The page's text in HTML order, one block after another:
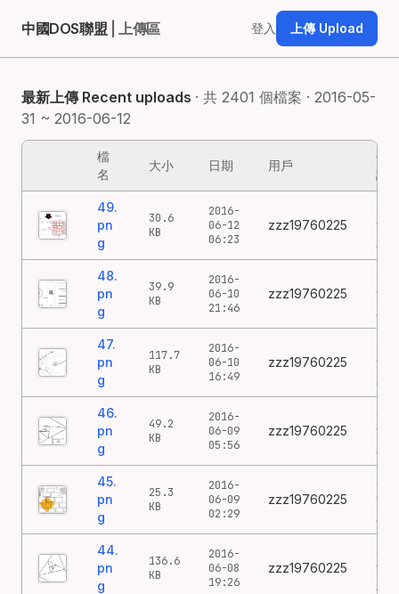
中國DOS聯盟 | 上傳區 登入 上傳 Upload
最新上傳 Recent uploads · 共 2401 個檔案 · 2016-05-
31 ~ 2016-06-12
檔
名
大小 日期 用戶
備
註
49.
pn
g
30.6
KB
2016-
06-12
06:23
zzz19760225
49
涂
鸦
48.
pn
g
39.9
KB
2016-
06-10
21:46
zzz19760225
48
涂
鸦
47.
pn
g
117.7
KB
2016-
06-10
16:49
zzz19760225
47
涂
鸦
46.
pn
g
49.2
KB
2016-
06-09
05:56
zzz19760225
46
涂
鸦
45.
pn
g
25.3
KB
2016-
06-09
02:29
zzz19760225
45
涂
鸦
44.
pn
g
136.6
KB
2016-
06-08
19:26
zzz19760225
44
涂
鸦